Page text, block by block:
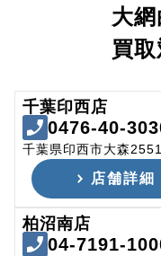
大
買
千葉印西店
0476-40-
千葉県印西市大森
店舗詳細
柏沼南店
04-7191-